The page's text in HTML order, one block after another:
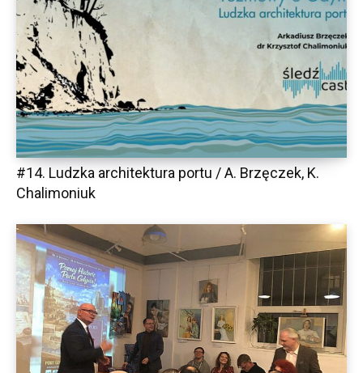
#14. Ludzka architektura portu / A. Brzęczek, K.
Chalimoniuk